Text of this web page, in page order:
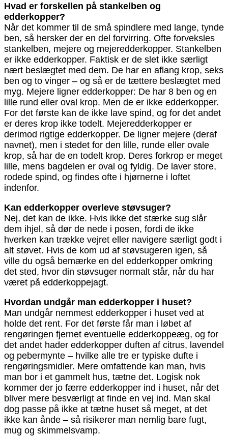
Hvad er forskellen på stankelben og
edderkopper?
Når det kommer til de små spindlere med lange, tynde
ben, så hersker der en del forvirring. Ofte forveksles
stankelben, mejere og mejeredderkopper. Stankelben
er ikke edderkopper. Faktisk er de slet ikke særligt
nært beslægtet med dem. De har en aflang krop, seks
ben og to vinger – og så er de tættere beslægtet med
myg. Mejere ligner edderkopper: De har 8 ben og en
lille rund eller oval krop. Men de er ikke edderkopper.
For det første kan de ikke lave spind, og for det andet
er deres krop ikke todelt. Mejeredderkopper er
derimod rigtige edderkopper. De ligner mejere (deraf
navnet), men i stedet for den lille, runde eller ovale
krop, så har de en todelt krop. Deres forkrop er meget
lille, mens bagdelen er oval og fyldig. De laver store,
rodede spind, og findes ofte i hjørnerne i loftet
indenfor.
Kan edderkopper overleve støvsuger?
Nej, det kan de ikke. Hvis ikke det stærke sug slår
dem ihjel, så dør de nede i posen, fordi de ikke
hverken kan trække vejret eller navigere særligt godt i
alt støvet. Hvis de kom ud af støvsugeren igen, så
ville du også bemærke en del edderkopper omkring
det sted, hvor din støvsuger normalt står, når du har
været på edderkoppejagt.
Hvordan undgår man edderkopper i huset?
Man undgår nemmest edderkopper i huset ved at
holde det rent. For det første får man i løbet af
rengøringen fjernet eventuelle edderkoppeæg, og for
det andet hader edderkopper duften af citrus, lavendel
og pebermynte – hvilke alle tre er typiske dufte i
rengøringsmidler. Mere omfattende kan man, hvis
man bor i et gammelt hus, tætne det. Logisk nok
kommer der jo færre edderkopper ind i huset, når det
bliver mere besværligt at finde en vej ind. Man skal
dog passe på ikke at tætne huset så meget, at det
ikke kan ånde – så risikerer man nemlig bare fugt,
mug og skimmelsvamp.